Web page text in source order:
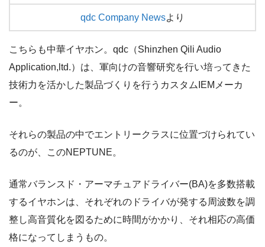
qdc Company Newsより
こちらも中華イヤホン。qdc（Shinzhen Qili Audio
Application,ltd.）は、軍向けの音響研究を行い培ってきた
技術力を活かした製品づくりを行うカスタムIEMメーカ
ー。
それらの製品の中でエントリークラスに位置づけられてい
るのが、このNEPTUNE。
通常バランスド・アーマチュアドライバー(BA)を多数搭載
するイヤホンは、それぞれのドライバが発する周波数を調
整し高音質化を図るために時間がかかり、それ相応の高価
格になってしまうもの。